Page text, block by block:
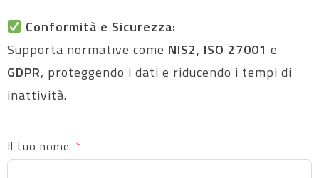
Conformità e Sicurezza:
Supporta normative come NIS2, ISO 27001 e
GDPR, proteggendo i dati e riducendo i tempi di
inattività.
Il tuo nome